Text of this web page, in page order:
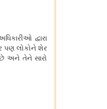
દ્વારા
પણ લોકોને શેર
છે અને તેને સારો